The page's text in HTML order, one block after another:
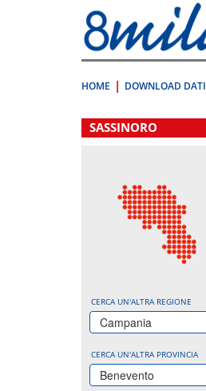
direttamente
a:
Contenuto
HOME DOWNLOAD DATI
.
SASSINORO
CERCA UN'ALTRA REGIONE
Campania
CERCA UN'ALTRA PROVINCIA
Benevento